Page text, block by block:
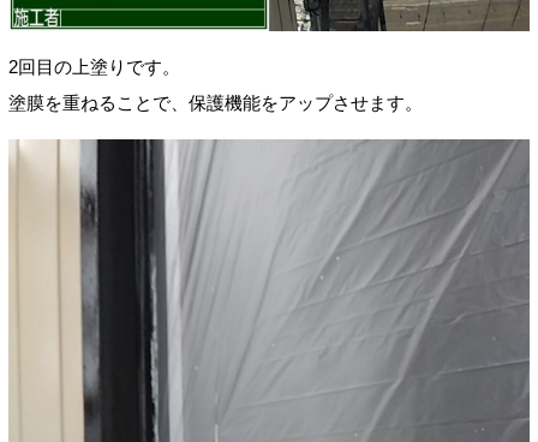
2回目の上塗りです。
塗膜を重ねることで、保護機能をアップさせます。